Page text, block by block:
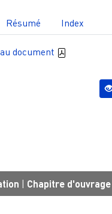
Résumé Index
document
| Chapitre d'ouvrage